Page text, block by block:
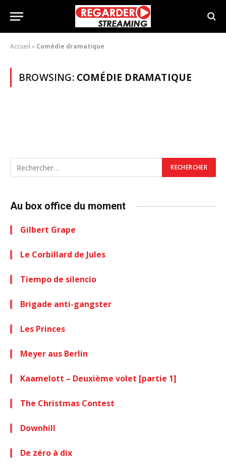
Accueil » Comédie dramatique
BROWSING: COMÉDIE DRAMATIQUE
Au box office du moment
Gilbert Grape
Le Corbillard de Jules
Tiempo de silencio
Brigade anti-gangster
Les Princes
Meyer aus Berlin
Kaamelott – Deuxième volet [partie 1]
The Christmas Contest
Downhill
De zéro à dix